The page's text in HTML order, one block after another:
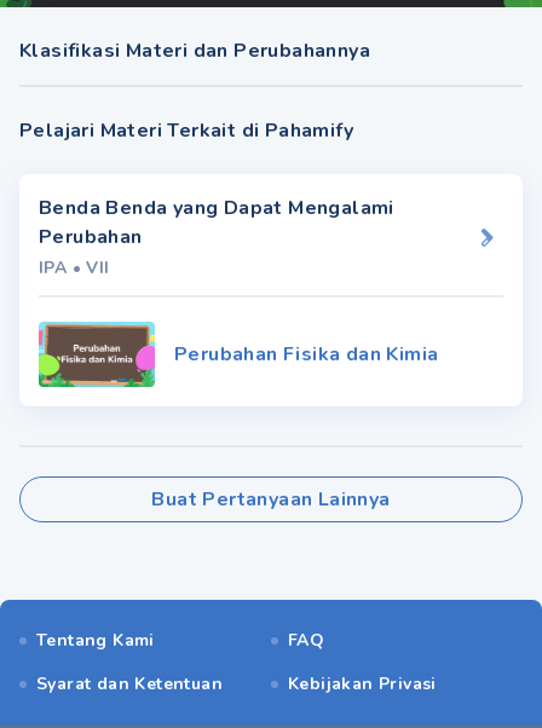
Klasifikasi Materi dan Perubahannya
Pelajari Materi Terkait di Pahamify
Benda Benda yang Dapat Mengalami
Perubahan
IPA •VII
Perubahan Fisika dan Kimia
Buat Pertanyaan Lainnya
Tentang Kami
FAQ
Syarat dan Ketentuan
Kebijakan Privasi